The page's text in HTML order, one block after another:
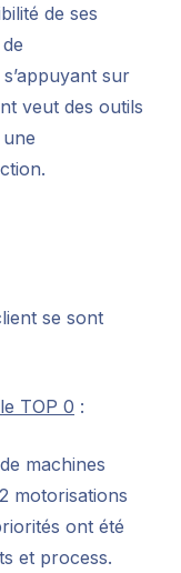
de ses
sur
veut des outils
se sont
TOP 0 :
machines
motorisations
ont été
et process.